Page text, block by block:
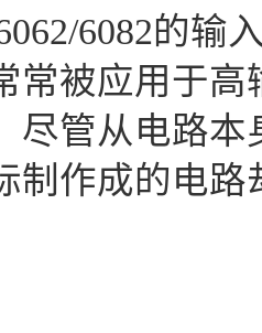
6082的输
常被应用于
尽管从电路
制作成的电